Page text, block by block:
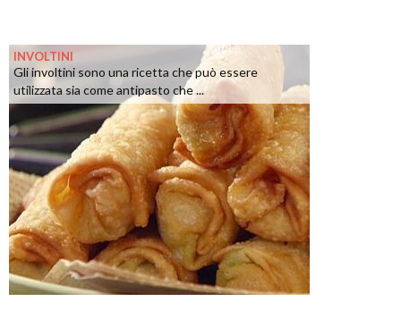
INVOLTINI
Gli involtini sono una ricetta che può essere
utilizzata sia come antipasto che ...